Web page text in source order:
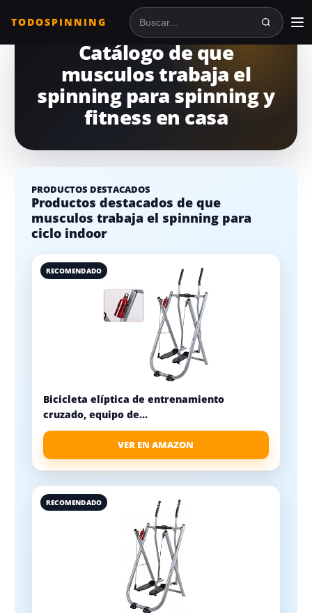
TODOSPINNING Buscar en TodoSpinning
Catálogo de que
musculos trabaja el
spinning para spinning y
fitness en casa
PRODUCTOS DESTACADOS
Productos destacados de que
musculos trabaja el spinning para
ciclo indoor
RECOMENDADO
Bicicleta elíptica de entrenamiento
cruzado, equipo de...
VER EN AMAZON
RECOMENDADO